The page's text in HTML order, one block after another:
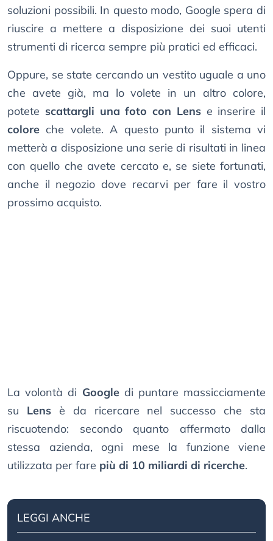
soluzioni possibili. In questo modo, Google spera di
riuscire a mettere a disposizione dei suoi utenti
strumenti di ricerca sempre più pratici ed efficaci.
Oppure, se state cercando un vestito uguale a uno
che avete già, ma lo volete in un altro colore,
potete scattargli una foto con Lense inserire il
colore che volete. A questo punto il sistema vi
metterà a disposizione una serie di risultati in linea
con quello che avete cercato e, se siete fortunati,
anche il negozio dove recarvi per fare il vostro
prossimo acquisto.
La volontà di Googledi puntare massicciamente
su Lensè da ricercare nel successo che sta
riscuotendo: secondo quanto affermato dalla
stessa azienda, ogni mese la funzione viene
utilizzata per fare più di 10 miliardi di ricerche.
LEGGI ANCHE